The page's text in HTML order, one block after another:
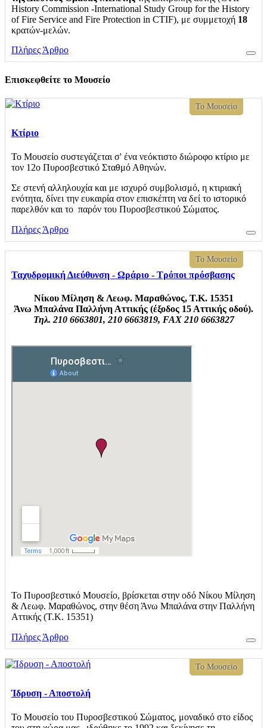
History Commission -International Study Group for the History
of Fire Service and Fire Protection in CTIF), με συμμετοχή 18
κρατών-μελών.
Πλήρες Άρθρο
Επισκεφθείτε το Μουσείο
Το Μουσείο
Κτίριο
Το Μουσείο συστεγάζεται σ' ένα νεόκτιστο διώροφο κτίριο με
τον 12ο Πυροσβεστικό Σταθμό Αθηνών.
Σε στενή αλληλουχία και με ισχυρό συμβολισμό, η κτιριακή
ενότητα, δίνει την ευκαιρία στον επισκέπτη να δεί το ιστορικό
παρελθόν και το παρόν του Πυροσβεστικού Σώματος.
Πλήρες Άρθρο
Το Μουσείο
Ταχυδρομική Διεύθυνση - Ωράριο - Τρόποι πρόσβασης
Νίκου Μίληση & Λεωφ. Μαραθώνος, Τ.Κ. 15351
Άνω Μπαλάνα Παλλήνη Αττικής (έξοδος 15 Αττικής οδού).
Τηλ. 210 6663801, 210 6663819, FAX 210 6663827
Το Πυροσβεστικό Μουσείο, βρίσκεται στην οδό Νίκου Μίληση
& Λεωφ. Μαραθώνος, στην θέση Άνω Μπαλάνα στην Παλλήνη
Αττικής (Τ.Κ. 15351)
Πλήρες Άρθρο
Το Μουσείο
Ίδρυση - Αποστολή
Το Μουσείο του Πυροσβεστικού Σώματος, μοναδικό στο είδος